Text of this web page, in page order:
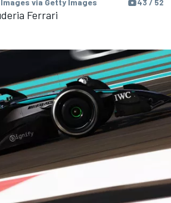
43 / 52
Ferrari